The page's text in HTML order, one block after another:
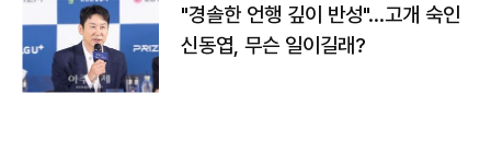
"경솔한 언행 깊이 반성"…고개 숙인
신동엽, 무슨 일이길래?